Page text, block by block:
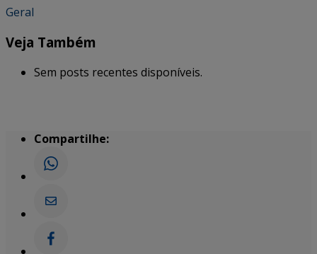
Geral
Veja Também
Sem posts recentes disponíveis.
Compartilhe: